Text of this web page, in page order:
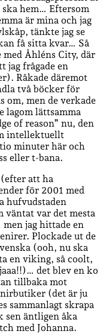
hem… Eftersom
är mina och jag
tänkte jag se
få sitta kvar… Så
med Åhléns City, där
jag frågade en
Råkade däremot
två böcker för
om, men de verkade
lagom lättsamma
of reason” nu, den
intellektuellt
minuter här och
eller t-bana.
att ha
för 2001 med
hufvudstaden
väntat var det mesta
jag hittade en
Plockade ut de
(ooh, nu ska
en viking, så coolt,
det blev en ko
tillbaka mot
(det är ju
sammanlagt skrapa
sen äntligen åka
med Johanna.